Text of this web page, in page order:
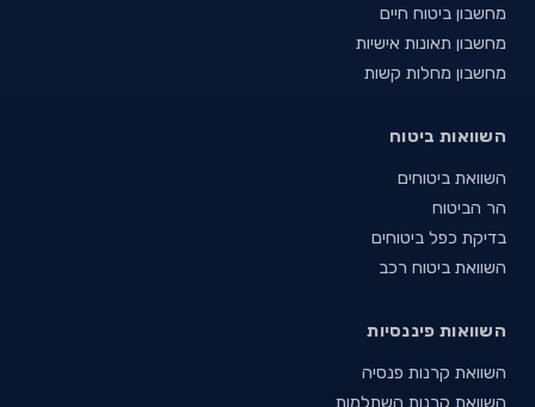
מחשבון ביטוח חיים
מחשבון תאונות אישיות
מחשבון מחלות קשות
השוואות ביטוח
השוואת ביטוחים
הר הביטוח
בדיקת כפל ביטוחים
השוואת ביטוח רכב
השוואות פיננסיות
השוואת קרנות פנסיה
השוואת קרנות השתלמות